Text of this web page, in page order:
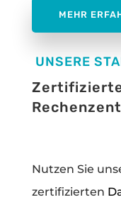
MEHR
UNSERE
Nutzen Sie
zertifizierten